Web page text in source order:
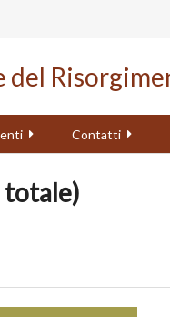
Contatti
totale)